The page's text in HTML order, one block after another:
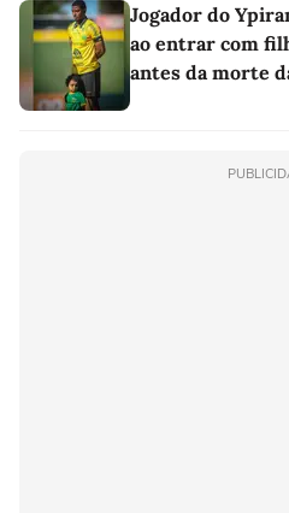
Jogador do
ao entrar com
antes da morte